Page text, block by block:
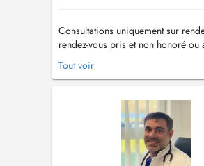
Consultations uniquement sur
rendez-vous pris et non honoré ou
moins de 4h avant l'heure convenue
facturé Les délégués médicaux
cabinetmedicalcanach@gmail.com
Tout voir